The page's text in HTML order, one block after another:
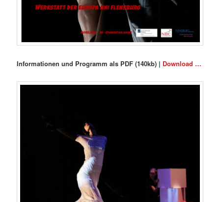
Informationen und Programm als PDF (140kb) | Download …